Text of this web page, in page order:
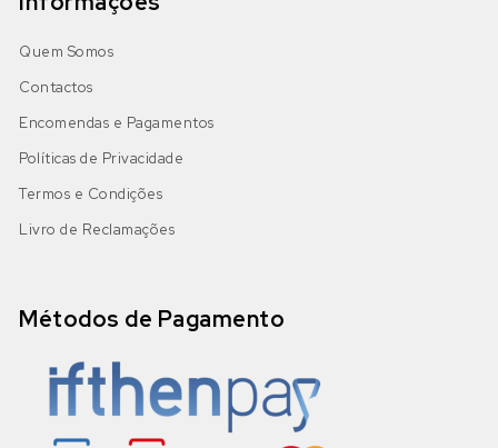
Quem Somos
Contactos
Encomendas e Pagamentos
Políticas de Privacidade
Termos e Condições
Livro de Reclamações
Métodos de Pagamento